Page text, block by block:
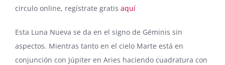
circulo online, regístrate gratis aquí
Esta Luna Nueva se da en el signo de Géminis sin
aspectos. Mientras tanto en el cielo Marte está en
conjunción con Júpiter en Aries haciendo cuadratura con